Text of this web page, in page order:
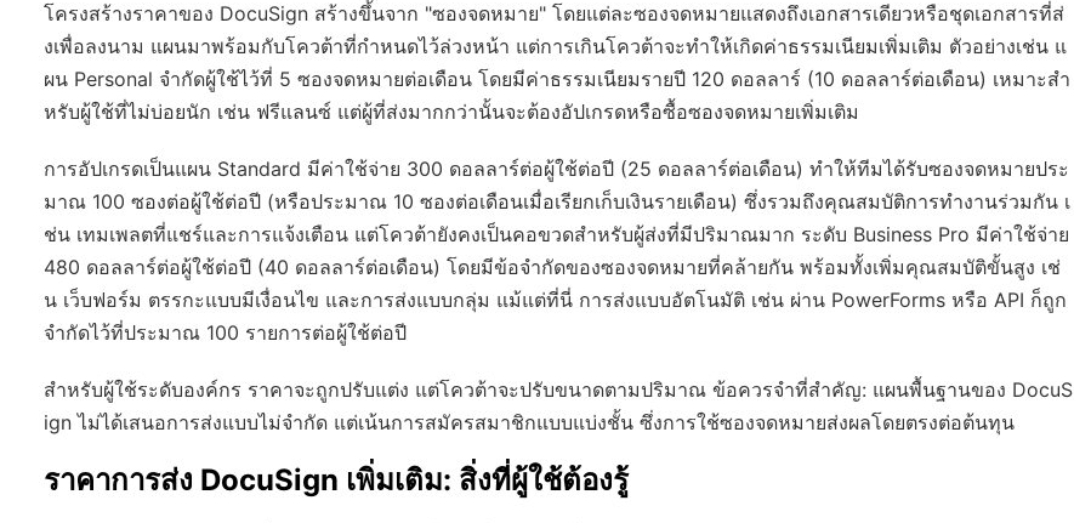
โครงสร้างราคาของ DocuSign สร้างขึ้นจาก "ซองจดหมาย" โดยแต่ละซองจดหมายแสดงถึงเอกสารเดียวหรือชุดเอกสารที่ส่
งเพื่อลงนาม แผนมาพร้อมกับโควต้าที่กำหนดไว้ล่วงหน้า แต่การเกินโควต้าจะทำให้เกิดค่าธรรมเนียมเพิ่มเติม ตัวอย่างเช่น แ
ผน Personal จำกัดผู้ใช้ไว้ที่ 5 ซองจดหมายต่อเดือน โดยมีค่าธรรมเนียมรายปี 120 ดอลลาร์ (10 ดอลลาร์ต่อเดือน) เหมาะสำ
หรับผู้ใช้ที่ไม่บ่อยนัก เช่น ฟรีแลนซ์ แต่ผู้ที่ส่งมากกว่านั้นจะต้องอัปเกรดหรือซื้อซองจดหมายเพิ่มเติม
การอัปเกรดเป็นแผน Standard มีค่าใช้จ่าย 300 ดอลลาร์ต่อผู้ใช้ต่อปี (25 ดอลลาร์ต่อเดือน) ทำให้ทีมได้รับซองจดหมายประ
มาณ 100 ซองต่อผู้ใช้ต่อปี (หรือประมาณ 10 ซองต่อเดือนเมื่อเรียกเก็บเงินรายเดือน) ซึ่งรวมถึงคุณสมบัติการทำงานร่วมกัน เ
ช่น เทมเพลตที่แชร์และการแจ้งเตือน แต่โควต้ายังคงเป็นคอขวดสำหรับผู้ส่งที่มีปริมาณมาก ระดับ Business Pro มีค่าใช้จ่าย
480 ดอลลาร์ต่อผู้ใช้ต่อปี (40 ดอลลาร์ต่อเดือน) โดยมีข้อจำกัดของซองจดหมายที่คล้ายกัน พร้อมทั้งเพิ่มคุณสมบัติขั้นสูง เช่
น เว็บฟอร์ม ตรรกะแบบมีเงื่อนไข และการส่งแบบกลุ่ม แม้แต่ที่นี่ การส่งแบบอัตโนมัติ เช่น ผ่าน PowerForms หรือ API ก็ถูก
จำกัดไว้ที่ประมาณ 100 รายการต่อผู้ใช้ต่อปี
สำหรับผู้ใช้ระดับองค์กร ราคาจะถูกปรับแต่ง แต่โควต้าจะปรับขนาดตามปริมาณ ข้อควรจำที่สำคัญ: แผนพื้นฐานของ DocuS
ign ไม่ได้เสนอการส่งแบบไม่จำกัด แต่เน้นการสมัครสมาชิกแบบแบ่งชั้น ซึ่งการใช้ซองจดหมายส่งผลโดยตรงต่อต้นทุน
ราคาการส่ง DocuSign เพิ่มเติม: สิ่งที่ผู้ใช้ต้องรู้